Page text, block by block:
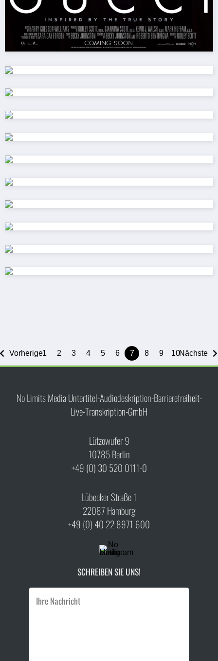
Vorherige1 2 3 4 5 6 7 8 9 10Nächste
No Limits Media Untertitel-Audiodeskription-Barrierefreiheit-
Live-Transkription-GmbH
Lützowufer 9
10785 Berlin
+49 (0) 30 520 0111-0
Lübecker Straße 1
22087 Hamburg
+49 (0) 40 22 8971 600
SCHREIBEN SIE UNS!